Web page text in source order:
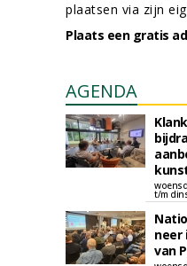
plaatsen via zijn
Plaats een gratis
AGENDA
t/m
neer
van